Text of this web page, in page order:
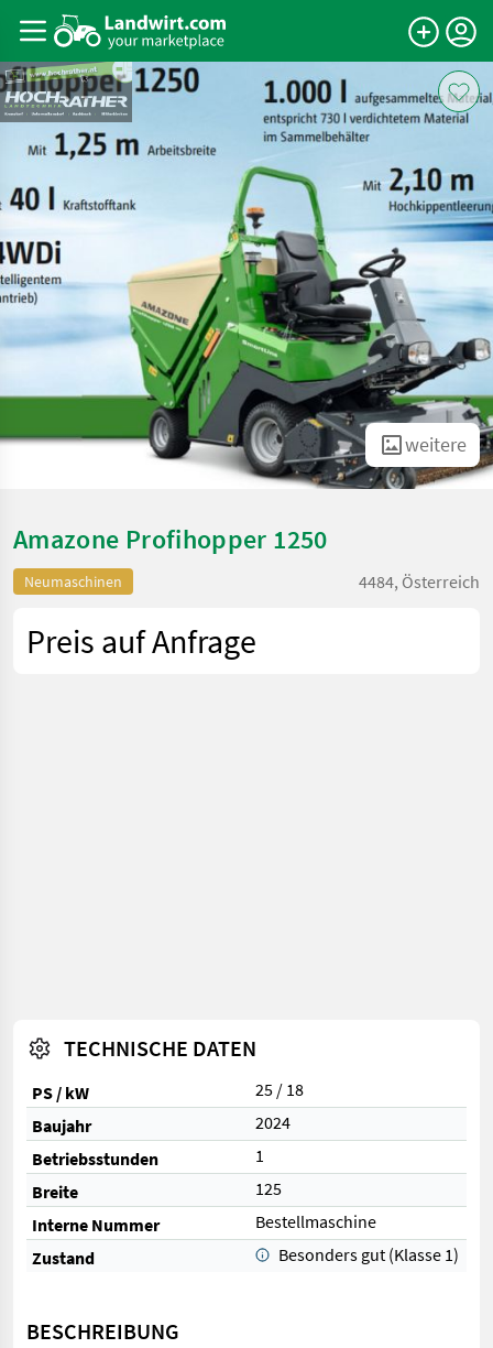
weitere
Amazone Profihopper 1250
Neumaschinen 4484, Österreich
Preis auf Anfrage
TECHNISCHE DATEN
PS / kW
25 / 18
Baujahr
2024
Betriebsstunden
1
Breite
125
Interne Nummer
Bestellmaschine
Zustand
Besonders gut (Klasse 1)
BESCHREIBUNG